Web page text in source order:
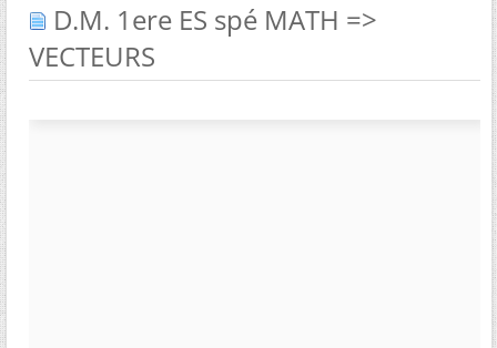
D.M. 1ere ES spé MATH =>
VECTEURS